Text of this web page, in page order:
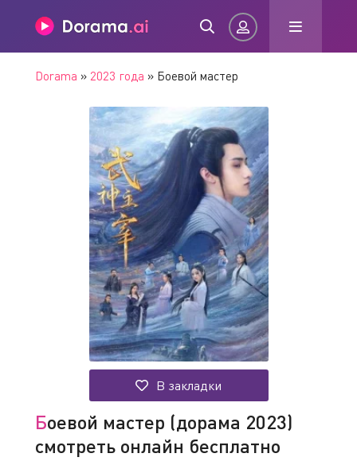
Запомнить
ВОЙТИ НА САЙТ
РегистрацияВосстановить пароль
Dorama » 2023 года » Боевой мастер
В закладки
Боевой мастер (дорама 2023)
смотреть онлайн бесплатно